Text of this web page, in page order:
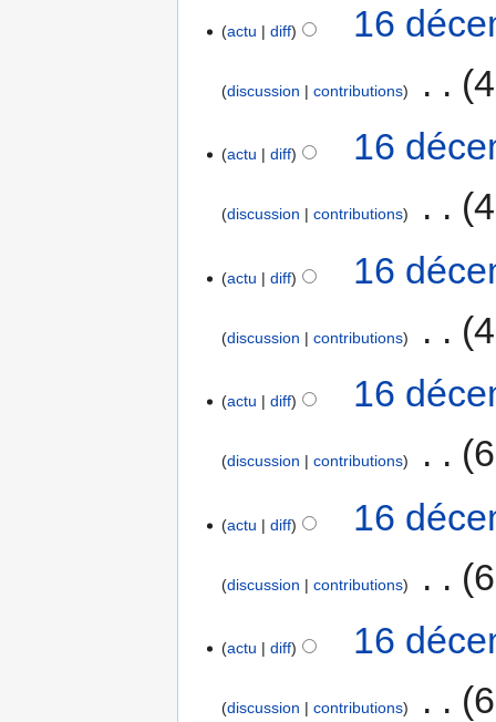
actu diff 16
discussion contributions
actu diff 16
discussion contributions
actu diff 16
discussion contributions
actu diff 16
discussion contributions
actu diff 16
discussion contributions
actu diff 16
discussion contributions